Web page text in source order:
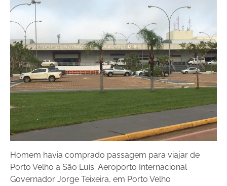
Homem havia comprado passagem para viajar de
Porto Velho a São Luís. Aeroporto Internacional
Governador Jorge Teixeira, em Porto Velho